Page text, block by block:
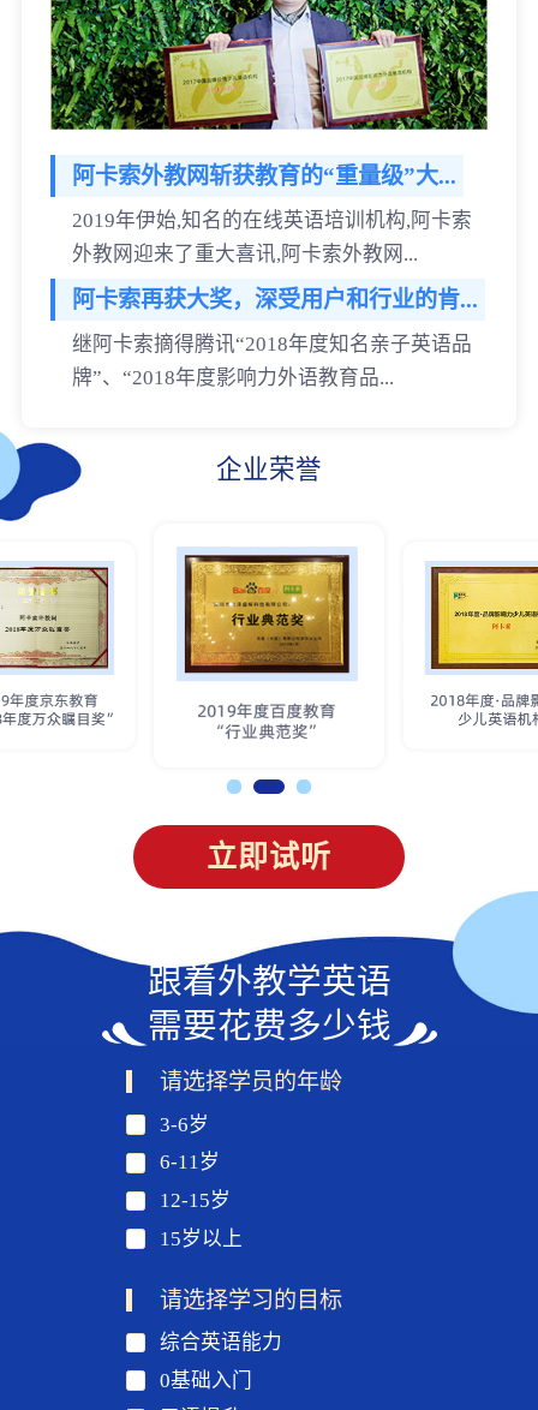
阿卡索外教网斩获教育的“重量级”大...
2019年伊始,知名的在线英语培训机构,阿卡索
外教网迎来了重大喜讯,阿卡索外教网...
阿卡索再获大奖，深受用户和行业的肯...
继阿卡索摘得腾讯“2018年度知名亲子英语品
牌”、“2018年度影响力外语教育品...
企业荣誉
立即试听
跟着外教学英语
需要花费多少钱
请选择学员的年龄
3-6岁
6-11岁
12-15岁
15岁以上
请选择学习的目标
综合英语能力
0基础入门